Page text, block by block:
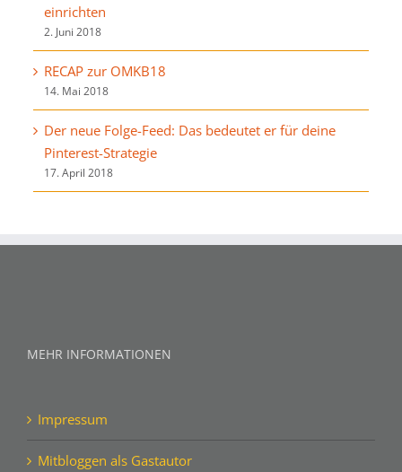
einrichten
2. Juni 2018
RECAP zur OMKB18
14. Mai 2018
Der neue Folge-Feed: Das bedeutet er für deine
Pinterest-Strategie
17. April 2018
MEHR INFORMATIONEN
Impressum
Mitbloggen als Gastautor